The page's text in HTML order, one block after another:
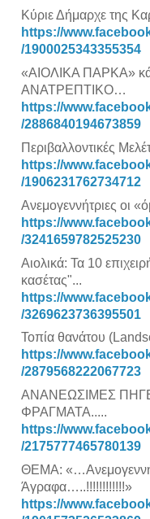
Κύριε Δήμαρχε της
https://
/1900025343355354
«ΑΙΟΛΙΚΑ ΠΑΡΚΑ»
ΑΝΑΤΡΕΠΤΙΚΟ…
https://
/2886840194673859
Περιβαλλοντικές
https://
/1906231762734712
Ανεμογεννήτριες οι
https://
/3241659782525230
Αιολικά: Τα 10
κασέτας"...
https://
/3269623736395501
Τοπία θανάτου
https://
/2879568222067723
ΑΝΑΝΕΩΣΙΜΕΣ
ΦΡΑΓΜΑΤΑ.....
https://
/2175777465780139
ΘΕΜΑ:
Άγραφα…..!!!!!!!!!!!!»
https://